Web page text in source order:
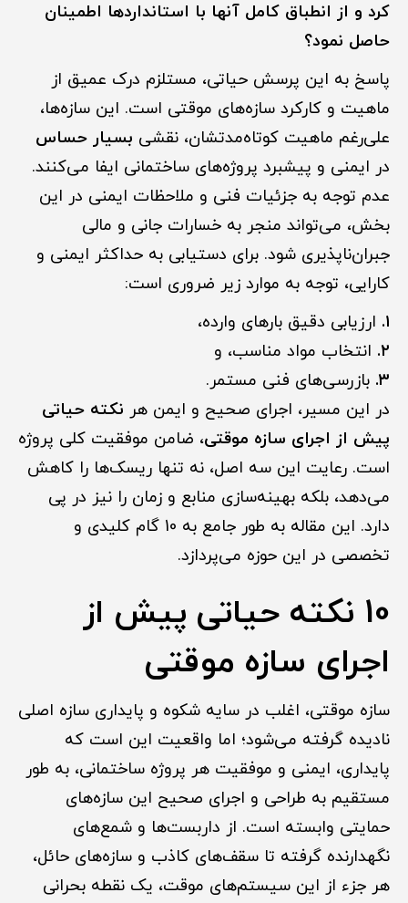
کرد و از انطباق کامل آنها با استانداردها اطمینان
حاصل نمود؟
پاسخ به این پرسش حیاتی، مستلزم درک عمیق از
ماهیت و کارکرد سازه‌های موقتی است. این سازه‌ها،
علی‌رغم ماهیت کوتاه‌مدتشان، نقشی بسیار حساس
در ایمنی و پیشبرد پروژه‌های ساختمانی ایفا می‌کنند.
عدم توجه به جزئیات فنی و ملاحظات ایمنی در این
بخش، می‌تواند منجر به خسارات جانی و مالی
جبران‌ناپذیری شود. برای دستیابی به حداکثر ایمنی و
کارایی، توجه به موارد زیر ضروری است:
۱. ارزیابی دقیق بارهای وارده،
۲. انتخاب مواد مناسب، و
۳. بازرسی‌های فنی مستمر.
در این مسیر، اجرای صحیح و ایمن هر نکته حیاتی
پیش از اجرای سازه موقتی، ضامن موفقیت کلی پروژه
است. رعایت این سه اصل، نه تنها ریسک‌ها را کاهش
می‌دهد، بلکه بهینه‌سازی منابع و زمان را نیز در پی
دارد. این مقاله به طور جامع به 10 گام کلیدی و
تخصصی در این حوزه می‌پردازد.
10 نکته حیاتی پیش از
اجرای سازه موقتی
سازه موقتی، اغلب در سایه شکوه و پایداری سازه اصلی
نادیده گرفته می‌شود؛ اما واقعیت این است که
پایداری، ایمنی و موفقیت هر پروژه ساختمانی، به طور
مستقیم به طراحی و اجرای صحیح این سازه‌های
حمایتی وابسته است. از داربست‌ها و شمع‌های
نگهدارنده گرفته تا سقف‌های کاذب و سازه‌های حائل،
هر جزء از این سیستم‌های موقت، یک نقطه بحرانی